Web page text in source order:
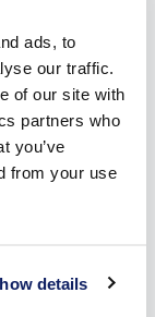
ads, to
our traffic.
of our site with
partners who
you’ve
from your use
details
een
zowel overdag
de